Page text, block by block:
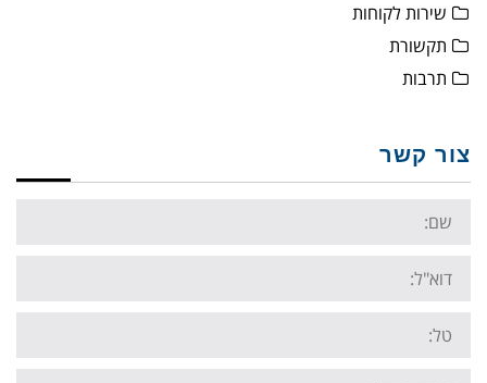
שירות לקוחות
תקשורת
תרבות
צור קשר